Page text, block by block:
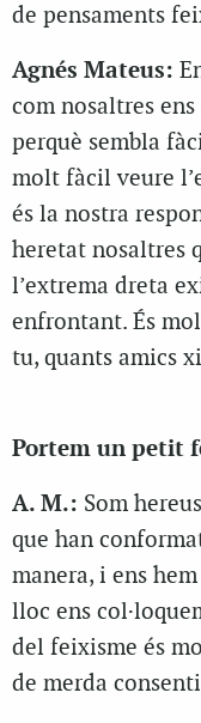
de pensaments
Agnés Mateus:
com nosaltres
perquè sembla
molt fàcil veure
és la nostra
heretat nosaltres
l’extrema dreta
enfrontant. És
tu, quants amics
Portem un petit
A. M.: Som
que han
manera, i ens
lloc ens
del feixisme és
de merda